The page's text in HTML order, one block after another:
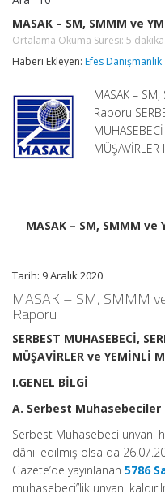
SM,
SMMM
YMM
Araştırma
Raporu
Ortalama
Okuma
Süresi:
MASAK – SM, SMMM ve
Ortalama Okuma Süresi: 5 dakika
Haberi Ekleyen: Efes Danışmanlık
MASAK –
Raporu
MASAK – SM, SMMM
Tarih: 9 Aralık 2020
MASAK – SM, SMMM
Raporu
SERBEST MUHASEBECİ,
MÜŞAVİRLER ve YEMİNLİ
I.GENEL BİLGİ
A. Serbest Muhasebeciler
Serbest Muhasebeci unvanı
dâhil edilmiş olsa da
Gazete’de yayınlanan 5786
muhasebeci”lik unvanı